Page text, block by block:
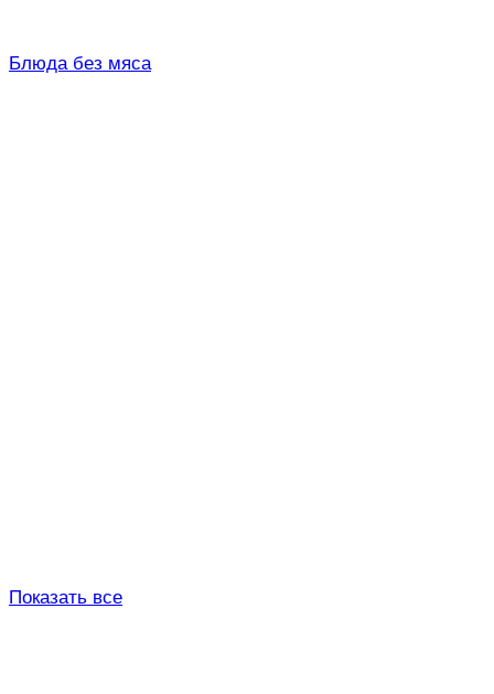
Блюда без мяса
Показать все